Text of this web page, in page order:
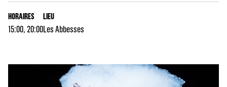
HORAIRES
15:00, 20:00
LIEU
Les Abbesses